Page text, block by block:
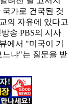
국가로 건국된 것
의 자유에 있다고
송 PBS의 시사
에서 "미국이 기
느냐"는 질문을 받